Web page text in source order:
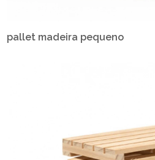
pallet madeira pequeno